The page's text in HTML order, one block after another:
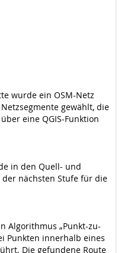
wurde ein OSM-Netz
gewählt, die
eine QGIS-Funktion
in den Quell- und
der nächsten Stufe für die
Algorithmus „Punkt-zu-
Punkten innerhalb eines
Die gefundene Route